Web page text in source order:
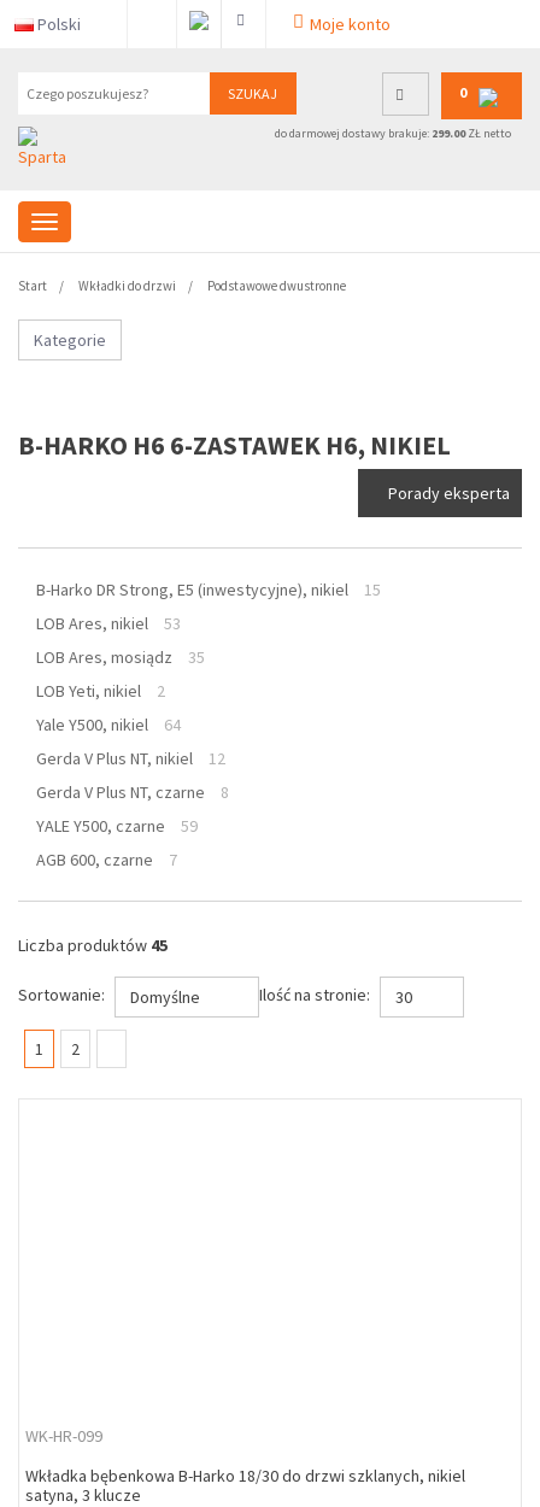
Polski Moje konto
SZUKAJ 0
do darmowej dostawy brakuje: 299.00ZŁ netto
Start Wkładki do drzwi Podstawowe dwustronne
Kategorie
B-HARKO H6 6-ZASTAWEK H6, NIKIEL
Porady eksperta
B-Harko DR Strong, E5 (inwestycyjne), nikiel
15
LOB Ares, nikiel
53
LOB Ares, mosiądz
35
LOB Yeti, nikiel
2
Yale Y500, nikiel
64
Gerda V Plus NT, nikiel
12
Gerda V Plus NT, czarne
8
YALE Y500, czarne
59
AGB 600, czarne
7
Liczba produktów 45
Sortowanie: Domyślne Ilość na stronie: 30
1 (current)
2
WK-HR-099
Wkładka bębenkowa B-Harko 18/30 do drzwi szklanych, nikiel
satyna, 3 klucze